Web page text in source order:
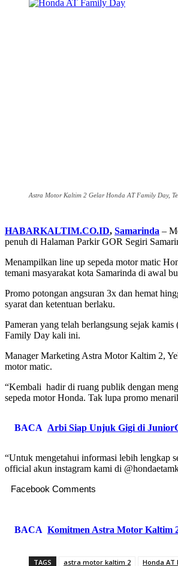
Astra Motor Kaltim 2 Gelar Honda AT Family Day,
HABARKALTIM.CO.ID, Samarinda –
penuh di Halaman Parkir GOR Segiri
Menampilkan line up sepeda motor matic
temani masyarakat kota Samarinda di awal
Promo potongan angsuran 3x dan hemat
syarat dan ketentuan berlaku.
Pameran yang telah berlangsung sejak
Family Day kali ini.
Manager Marketing Astra Motor Kaltim 2,
motor matic.
“Kembali hadir di ruang publik dengan
sepeda motor Honda. Tak lupa promo
BACA Arbi Siap Unjuk Gigi di
“Untuk mengetahui informasi lebih lengkap
official akun instagram kami di
Facebook Comments
BACA Komitmen Astra Motor Kaltim
TAGS astra motor kaltim 2 Honda AT